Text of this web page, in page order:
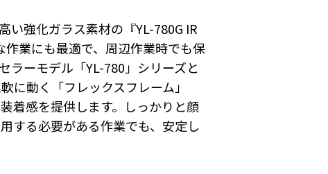
い強化ガラス素材の『YL-780G IR
業にも最適で、周辺作業時でも保
ラーモデル「YL-780」シリーズと
に動く「フレックスフレーム」
着感を提供します。しっかりと顔
する必要がある作業でも、安定し